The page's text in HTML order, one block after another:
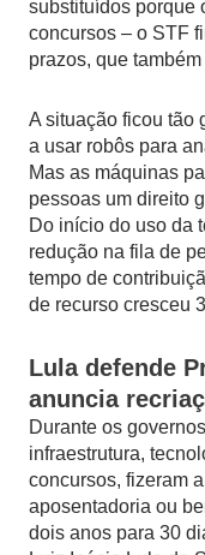
substituídos porque
concursos – o STF
prazos, que
A situação ficou tão
a usar robôs para
Mas as máquinas
pessoas um direito
Do início do uso da
redução na fila de
tempo de
de recurso cresceu
Lula defende
anuncia
Durante os
infraestrutura,
concursos, fizeram
aposentadoria ou
dois anos para 30